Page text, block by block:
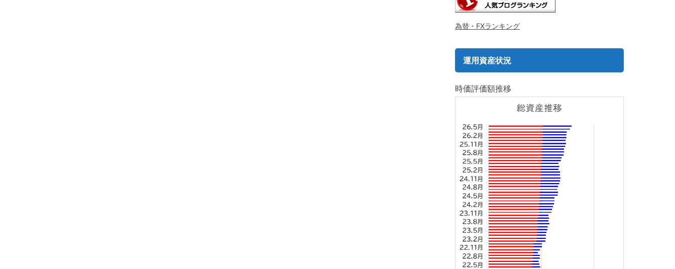
為替・FXランキング
運用資産状況
時価評価額推移